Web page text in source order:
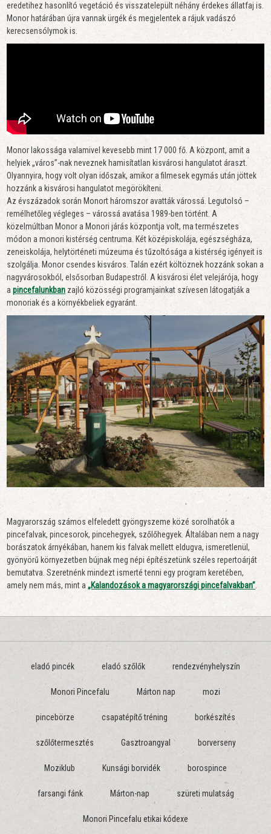
eredetihez hasonlító vegetáció és visszatelepült néhány érdekes állatfaj is.
Monor határában újra vannak ürgék és megjelentek a rájuk vadászó
kerecsensólymok is.
Monor lakossága valamivel kevesebb mint 17 000 fő. A központ, amit a
helyiek „város”-nak neveznek hamisítatlan kisvárosi hangulatot áraszt.
Olyannyira, hogy volt olyan időszak, amikor a filmesek egymás után jöttek
hozzánk a kisvárosi hangulatot megörökíteni.
Az évszázadok során Monort háromszor avatták várossá. Legutolsó –
remélhetőleg végleges – várossá avatása 1989-ben történt. A
közelmúltban Monor a Monori járás központja volt, ma természetes
módon a monori kistérség centruma. Két középiskolája, egészségháza,
zeneiskolája, helytörténeti múzeuma és tűzoltósága a kistérség igényeit is
szolgálja. Monor csendes kisváros. Talán ezért költöznek hozzánk sokan a
nagyvárosokból, elsősorban Budapestről. A kisvárosi élet velejárója, hogy
apincefalunkban zajló közösségi programjainkat szívesen látogatják a
monoriak és a környékbeliek egyaránt.
Magyarország számos elfeledett gyöngyszeme közé sorolhatók a
pincefalvak, pincesorok, pincehegyek, szőlőhegyek. Általában nem a nagy
borászatok árnyékában, hanem kis falvak mellett eldugva, ismeretlenül,
gyönyörű környezetben bújnak meg népi építészetünk széles repertoárját
bemutatva. Szeretnénk mindezt ismerté tenni egy program keretében,
amely nem más, mint a„Kalandozások a magyarországi pincefalvakban”
eladó pincék eladó szőlők rendezvényhelyszín
Monori Pincefalu Márton nap mozi
pincebörze csapatépítő tréning borkészítés
szőlőtermesztés Gasztroangyal borverseny
Moziklub Kunsági borvidék borospince
farsangi fánk Márton-nap szüreti mulatság
Monori Pincefalu etikai kódexe